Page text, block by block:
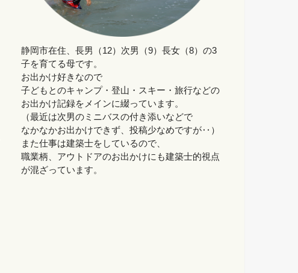
静岡市在住、長男（12）次男（9）長女（8）の3
子を育てる母です。
お出かけ好きなので
子どもとのキャンプ・登山・スキー・旅行などの
お出かけ記録をメインに綴っています。
（最近は次男のミニバスの付き添いなどで
なかなかお出かけできず、投稿少なめですが‥）
また仕事は建築士をしているので、
職業柄、アウトドアのお出かけにも建築士的視点
が混ざっています。